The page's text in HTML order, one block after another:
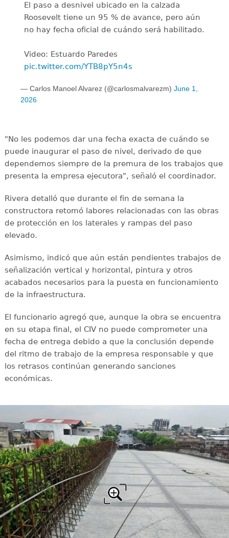
El paso a desnivel ubicado en la calzada
Roosevelt tiene un 95 % de avance, pero aún
no hay fecha oficial de cuándo será habilitado.
Video: Estuardo Paredes
pic.twitter.com/YTB8pY5n4s
— Carlos Manoel Alvarez (@carlosmalvarezm) June 1,
2026
"No les podemos dar una fecha exacta de cuándo se
puede inaugurar el paso de nivel, derivado de que
dependemos siempre de la premura de los trabajos que
presenta la empresa ejecutora", señaló el coordinador.
Rivera detalló que durante el fin de semana la
constructora retomó labores relacionadas con las obras
de protección en los laterales y rampas del paso
elevado.
Asimismo, indicó que aún están pendientes trabajos de
señalización vertical y horizontal, pintura y otros
acabados necesarios para la puesta en funcionamiento
de la infraestructura.
El funcionario agregó que, aunque la obra se encuentra
en su etapa final, el CIV no puede comprometer una
fecha de entrega debido a que la conclusión depende
del ritmo de trabajo de la empresa responsable y que
los retrasos continúan generando sanciones
económicas.